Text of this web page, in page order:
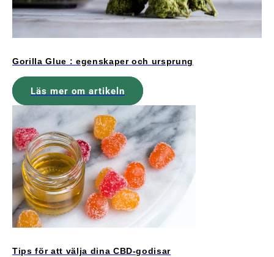
Gorilla Glue : egenskaper och ursprung
Läs mer om artikeln
Tips för att välja dina CBD-godisar